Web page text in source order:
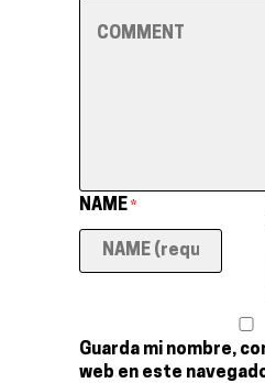
NAME *
Guarda mi nombre,
web en este